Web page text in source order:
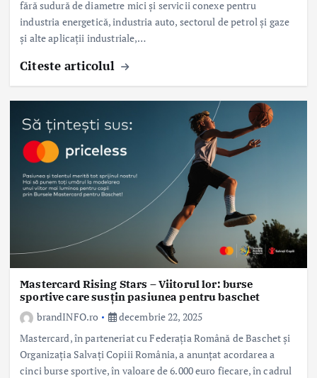
fără sudură de diametre mici și servicii conexe pentru
industria energetică, industria auto, sectorul de petrol și gaze
și alte aplicații industriale,…
Citeste articolul
Mastercard Rising Stars – Viitorul lor: burse
sportive care susțin pasiunea pentru baschet
brandINFO.ro
decembrie 22, 2025
Mastercard, în parteneriat cu Federația Română de Baschet și
Organizația Salvați Copiii România, a anunțat acordarea a
cinci burse sportive, în valoare de 6.000 euro fiecare, în cadrul